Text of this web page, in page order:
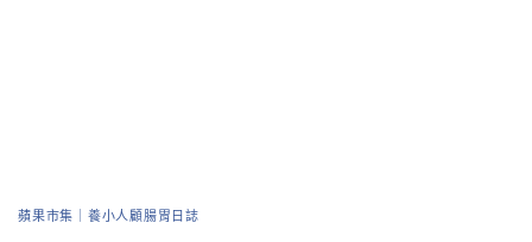
蘋果市集｜養小人顧腸胃日誌